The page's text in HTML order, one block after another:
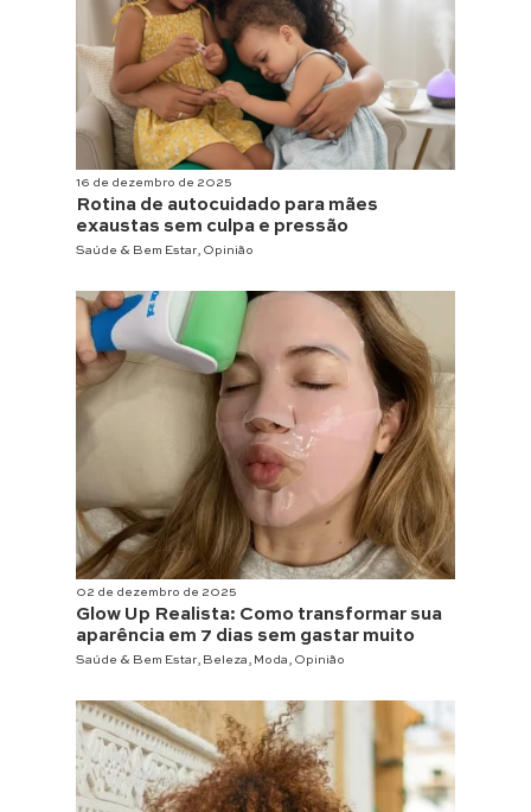
16 de dezembro de 2025
Rotina de autocuidado para mães
exaustas sem culpa e pressão
Saúde & Bem Estar Opinião
02 de dezembro de 2025
Glow Up Realista: Como transformar sua
aparência em 7 dias sem gastar muito
Saúde & Bem Estar Beleza Moda Opinião